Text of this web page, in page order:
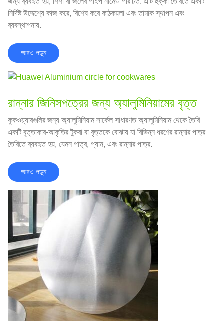
নির্দিষ্ট উদ্দেশ্যে কাজ করে, বিশেষ করে কাঠকয়লা এবং তামাক স্থাপন এবং
ব্যবস্থাপনায়.
আরও পড়ুন
রান্নার জিনিসপত্রের জন্য অ্যালুমিনিয়ামের বৃত্ত
কুকওয়্যারগুলির জন্য অ্যালুমিনিয়াম সার্কেল সাধারণত অ্যালুমিনিয়াম থেকে তৈরি
একটি বৃত্তাকার-আকৃতির টুকরা বা বৃত্তকে বোঝায় যা বিভিন্ন ধরণের রান্নার পাত্র
তৈরিতে ব্যবহৃত হয়, যেমন পাত্র, প্যান, এবং রান্নার পাত্র.
আরও পড়ুন